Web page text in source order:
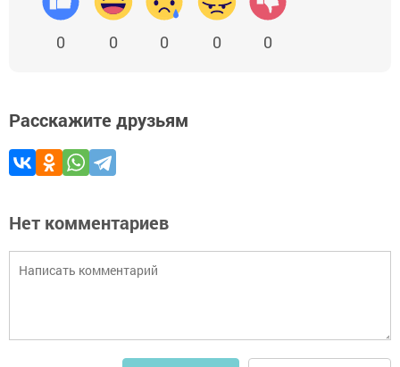
0 0 0 0 0
Расскажите друзьям
Нет комментариев